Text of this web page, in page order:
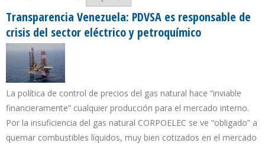
Transparencia Venezuela: PDVSA es responsable de
crisis del sector eléctrico y petroquímico
La política de control de precios del gas natural hace “inviable
financieramente” cualquier producción para el mercado interno.
Por la insuficiencia del gas natural CORPOELEC se ve “obligado” a
quemar combustibles líquidos, muy bien cotizados en el mercado